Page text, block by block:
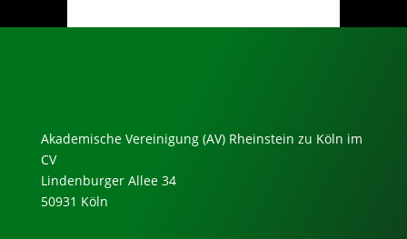
Akademische Vereinigung (AV) Rheinstein zu Köln im
CV
Lindenburger Allee 34
50931 Köln